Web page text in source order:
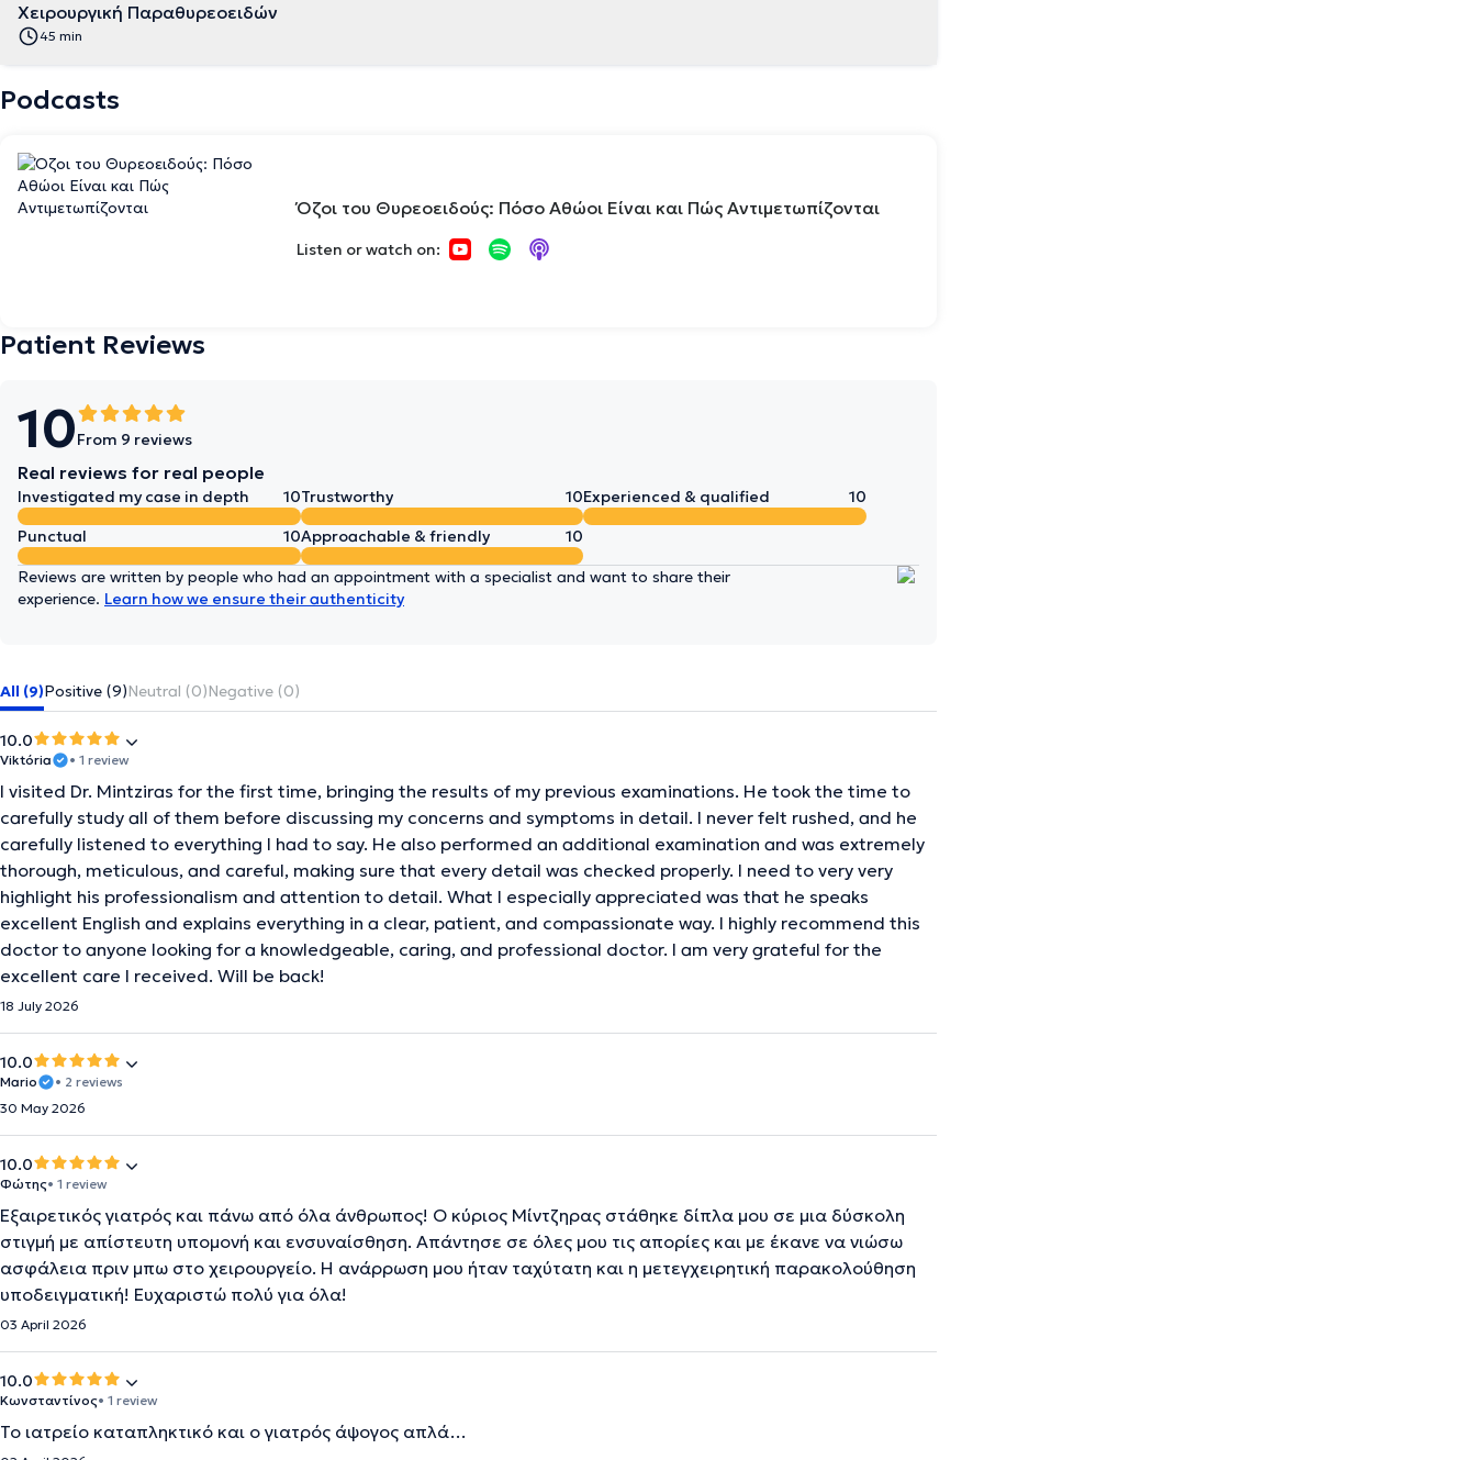
Χειρουργική Παραθυρεοειδών
45 min
Podcasts
Όζοι του Θυρεοειδούς: Πόσο Αθώοι Είναι και Πώς Αντιμετωπίζονται
Listen or watch on:
Patient Reviews
10From 9 reviews
Real reviews for real people
Investigated my case in depth 10Trustworthy 10Experienced & qualified
10
Punctual
10Approachable & friendly 10
Reviews are written by people who had an appointment with a specialist and want to share their
experience. Learn how we ensure their authenticity
All (9)Positive (9)Neutral (0)Negative (0)
10.0
Viktória • 1 review
I visited Dr. Mintziras for the first time, bringing the results of my previous examinations. He took the time to
carefully study all of them before discussing my concerns and symptoms in detail. I never felt rushed, and he
carefully listened to everything I had to say. He also performed an additional examination and was extremely
thorough, meticulous, and careful, making sure that every detail was checked properly. I need to very very
highlight his professionalism and attention to detail. What I especially appreciated was that he speaks
excellent English and explains everything in a clear, patient, and compassionate way. I highly recommend this
doctor to anyone looking for a knowledgeable, caring, and professional doctor. I am very grateful for the
excellent care I received. Will be back!
18 July 2026
10.0
Mario
• 2 reviews
30 May 2026
10.0
Φώτης• 1 review
Εξαιρετικός γιατρός και πάνω από όλα άνθρωπος! Ο κύριος Μίντζηρας στάθηκε δίπλα μου σε μια δύσκολη
στιγμή με απίστευτη υπομονή και ενσυναίσθηση. Απάντησε σε όλες μου τις απορίες και με έκανε να νιώσω
ασφάλεια πριν μπω στο χειρουργείο. Η ανάρρωση μου ήταν ταχύτατη και η μετεγχειρητική παρακολούθηση
υποδειγματική! Ευχαριστώ πολύ για όλα!
03 April 2026
10.0
Κωνσταντίνος• 1 review
Το ιατρείο καταπληκτικό και ο γιατρός άψογος απλά…